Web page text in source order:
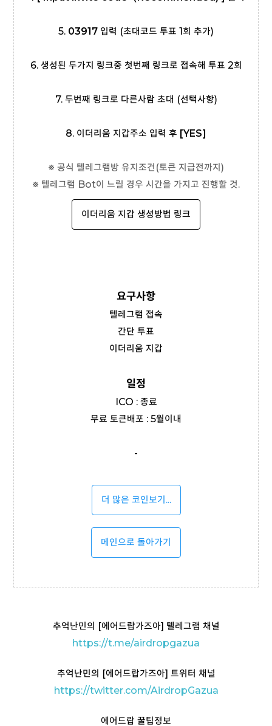
5. 03917 입력 (초대코드 투표 1회 추가)
6. 생성된 두가지 링크중 첫번째 링크로 접속해 투표 2회
7. 두번째 링크로 다른사람 초대 (선택사항)
8. 이더리움 지갑주소 입력 후 [YES]
※ 공식 텔레그램방 유지조건(토큰 지급전까지)
※ 텔레그램 Bot이 느릴 경우 시간을 가지고 진행할 것.
이더리움 지갑 생성방법 링크
요구사항
텔레그램 접속
간단 투표
이더리움 지갑
일정
ICO : 종료
무료 토큰배포 : 5월이내
-
더 많은 코인보기...
메인으로 돌아가기
추억난민의 [에어드랍가즈아] 텔레그램 채널
https://t.me/airdropgazua
추억난민의 [에어드랍가즈아] 트위터 채널
https://twitter.com/AirdropGazua
에어드랍 꿀팁정보